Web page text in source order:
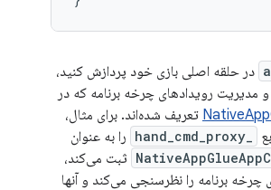
در حلقه اصلی بازی خود پردازش کنید،
مدیریت رویدادهای چرخه برنامه که در
​​تعریف شده‌اند. برای مثال،
را به عنوان
​​ثبت می‌کند،
برنامه را نظرسنجی می‌کند و آنها